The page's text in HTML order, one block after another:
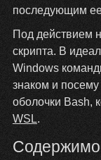
последующим
Под действием
скрипта. В
Windows
знаком и
оболочки Bash,
WSL.